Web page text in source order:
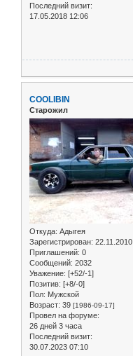
Последний визит:
17.05.2018 12:06
COOLIBIN
Старожил
Откуда: Адыгея
Зарегистрирован: 22.11.2010
Приглашений: 0
Сообщений: 2032
Уважение: [+52/-1]
Позитив: [+8/-0]
Пол: Мужской
Возраст: 39 [1986-09-17]
Провел на форуме:
26 дней 3 часа
Последний визит:
30.07.2023 07:10